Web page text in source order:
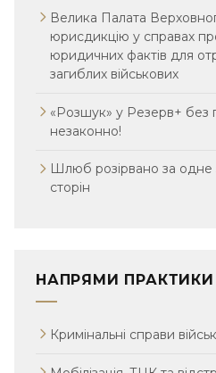
Велика Палата
юрисдикцію у справах
юридичних фактів для
загиблих військових
«Розшук» у Резерв+ без
незаконно!
Шлюб розірвано за одне
сторін
НАПРЯМИ ПРАКТИКИ
Кримінальні справи